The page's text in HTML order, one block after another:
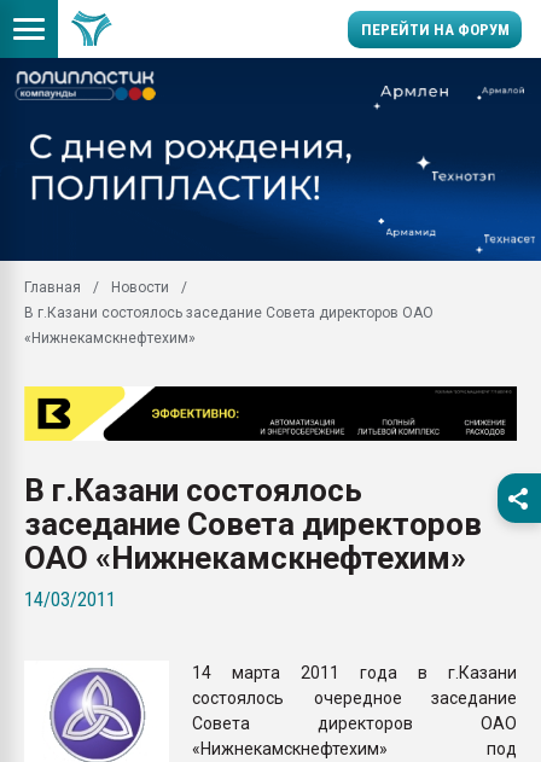
ПЕРЕЙТИ НА ФОРУМ
Вакуум-формовочные
28.07.2026
Всё, что касается
бутылок
вакуумного
Продам отходы
поликарбоната и АБС-
Armaloy PC/ABS-1IM
Главная
Новости
В г.Казани состоялось заседание Совета директоров ОАО
«Нижнекамскнефтехим»
В г.Казани состоялось
заседание Совета директоров
ОАО «Нижнекамскнефтехим»
14/03/2011
14 марта 2011 года в г.Казани
состоялось очередное заседание
Совета директоров ОАО
«Нижнекамскнефтехим» под